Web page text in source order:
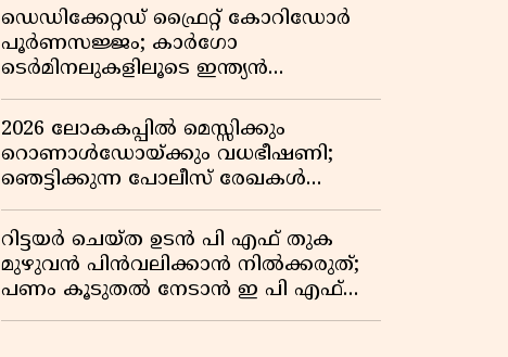
ഡെഡിക്കേറ്റഡ് ഫ്രൈറ്റ് കോറിഡോർ
പൂർണസജ്ജം; കാർഗോ
ടെർമിനലുകളിലൂടെ ഇന്ത്യൻ
റെയിൽവേയുടെ ചരക്ക് ഗതാഗതത്തിൽ
വൻ കുതിപ്പ്
2026 ലോകകപ്പിൽ മെസ്സിക്കും
റൊണാൾഡോയ്ക്കും വധഭീഷണി;
ഞെട്ടിക്കുന്ന പോലീസ് രേഖകൾ
പുറത്ത്
റിട്ടയർ ചെയ്ത ഉടൻ പി എഫ് തുക
മുഴുവൻ പിൻവലിക്കാൻ നിൽക്കരുത്;
പണം കൂടുതൽ നേടാൻ ഇ പി എഫ്
ഒയുടെ നിയമം അറിയാം